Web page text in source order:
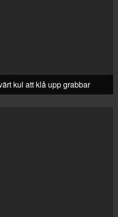
kul att klå upp grabbar